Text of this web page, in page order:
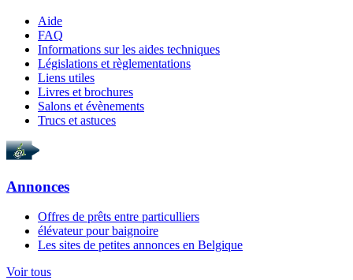
Aide
FAQ
Informations sur les aides techniques
Législations et règlementations
Liens utiles
Livres et brochures
Salons et évènements
Trucs et astuces
Annonces
Offres de prêts entre particulliers
élévateur pour baignoire
Les sites de petites annonces en Belgique
Voir tous